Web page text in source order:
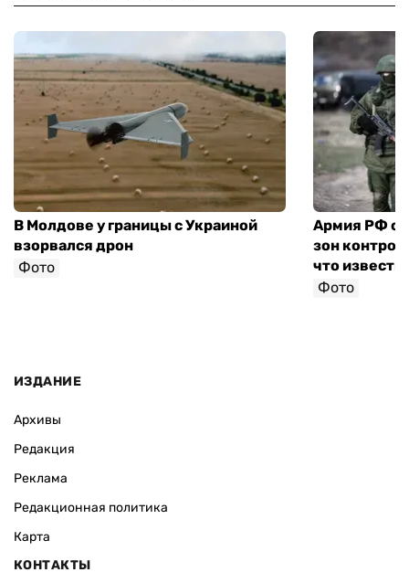
В Молдове у границы с Украиной
взорвался дрон
Фото
Армия РФ
зон
что
Фото
ИЗДАНИЕ
Архивы
Редакция
Реклама
Редакционная политика
Карта
КОНТАКТЫ